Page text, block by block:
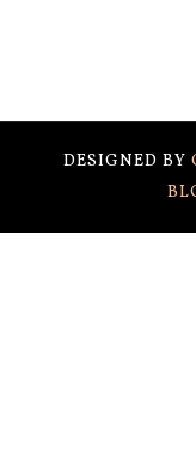
DESIGNED BY